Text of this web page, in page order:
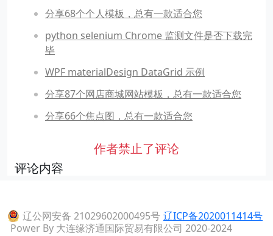
分享68个个人模板，总有一款适合您
python selenium Chrome 监测文件是否下载完
毕
WPF materialDesign DataGrid 示例
分享87个网店商城网站模板，总有一款适合您
分享66个焦点图，总有一款适合您
作者禁止了评论
评论内容
辽公网安备 21029602000495号 辽ICP备2020011414号
Power By 大连缘济通国际贸易有限公司 2020-2024